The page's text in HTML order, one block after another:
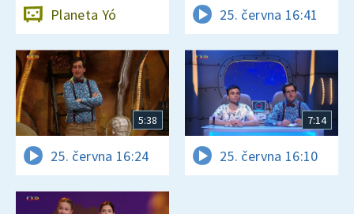
Planeta Yó 25. června 16:41
5:38
25. června 16:24
7:14
25. června 16:10